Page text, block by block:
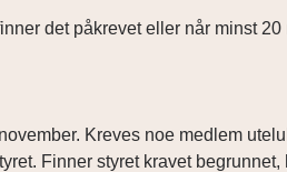
det påkrevet eller når minst
Kreves noe medlem
Finner styret kravet